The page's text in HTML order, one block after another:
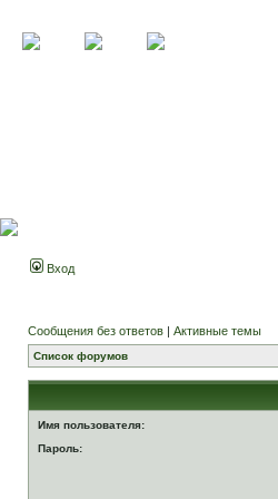
Вход
Сообщения без ответов | Активные темы
Список форумов
Имя пользователя:
Пароль: